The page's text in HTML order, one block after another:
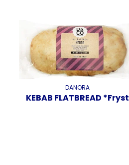
DANORA
KEBAB FLATBREAD *Fryst